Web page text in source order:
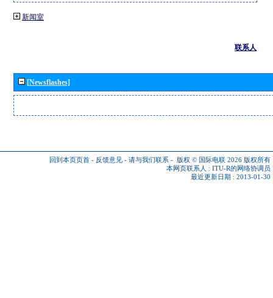
新闻室
联系人
[Newsflashes]
回到本页页首 - 反馈意见 - 请与我们联系 - 版权 © 国际电联 2026 版权所有
本网页联系人 : ITU-R的网络协调员
最近更新日期 : 2013-01-30